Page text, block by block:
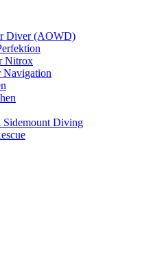
Diver (AOWD)
Nitrox
Navigation
Sidemount Diving